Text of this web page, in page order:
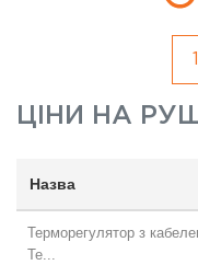
ЦІНИ НА
Назва
Терморегулятор з
Te...